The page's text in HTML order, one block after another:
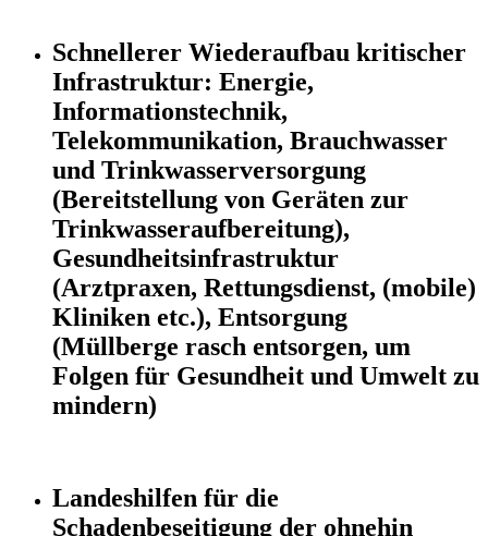
Schnellerer Wiederaufbau kritischer
Infrastruktur: Energie,
Informationstechnik,
Telekommunikation, Brauchwasser
und Trinkwasserversorgung
(Bereitstellung von Geräten zur
Trinkwasseraufbereitung),
Gesundheitsinfrastruktur
(Arztpraxen, Rettungsdienst, (mobile)
Kliniken etc.), Entsorgung
(Müllberge rasch entsorgen, um
Folgen für Gesundheit und Umwelt zu
mindern)
Landeshilfen für die
Schadenbeseitigung der ohnehin